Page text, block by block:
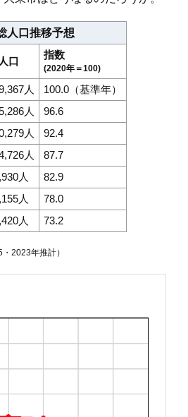
人口推移予想
口
指数
(2020年＝100)
人
100.0（基準年）
人
96.6
人
92.4
人
87.7
人
82.9
人
78.0
人 73.2
・2023年推計）